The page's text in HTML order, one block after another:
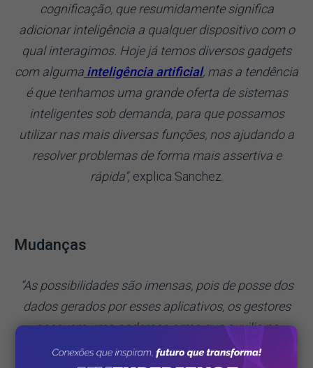
cognificação, que resumidamente significa
adicionar inteligência a qualquer dispositivo com o
qual interagimos. Hoje já temos diversos gadgets
com alguma inteligência artificial, mas a tendência
é que tenhamos uma grande oferta de sistemas
inteligentes sob demanda, para que possamos
utilizar nas mais diversas funções, nos ajudando a
resolver problemas de forma mais assertiva e
rápida”, explica Sanchez.
Mudanças
“As possibilidades são imensas, pois de posse dos
dados gerados por esses aplicativos, os gestores
possuem uma poderosa arma que auxilia na
entrega do serviço ou produto mais adequado, ou